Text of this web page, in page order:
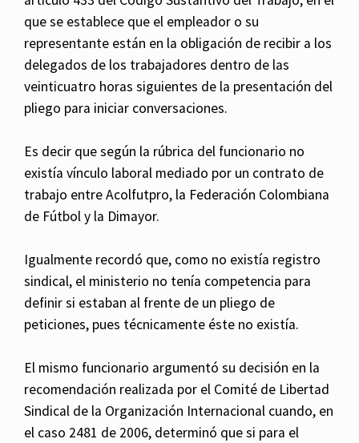
que se establece que el empleador o su
representante están en la obligación de recibir a los
delegados de los trabajadores dentro de las
veinticuatro horas siguientes de la presentación del
pliego para iniciar conversaciones.
Es decir que según la rúbrica del funcionario no
existía vínculo laboral mediado por un contrato de
trabajo entre Acolfutpro, la Federación Colombiana
de Fútbol y la Dimayor.
Igualmente recordó que, como no existía registro
sindical, el ministerio no tenía competencia para
definir si estaban al frente de un pliego de
peticiones, pues técnicamente éste no existía.
El mismo funcionario argumentó su decisión en la
recomendación realizada por el Comité de Libertad
Sindical de la Organización Internacional cuando, en
el caso 2481 de 2006, determinó que si para el